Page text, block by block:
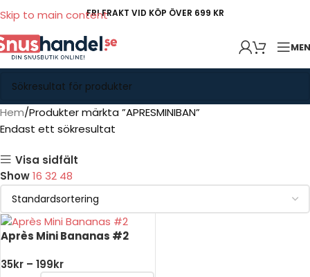
Skip to main contentFRI FRAKT VID KÖP ÖVER 699 KR
Hem Produkter märkta ”APRESMINIBAN”
Endast ett sökresultat
Visa sidfält
Show16 32 48
Après Mini Bananas #2
35kr – 199kr